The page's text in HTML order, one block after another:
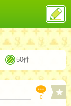
ス
投
稿
まとめ50件
0